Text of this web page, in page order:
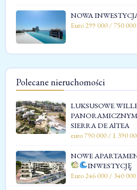
NOWA
Euro 299 000 / 750 000
Polecane nieruchomości
LUKSUSOWE
SIERRA DE AlTEA
euro 790 000 / 1 390
NOWE
INWESTYCJĘ
Euro 246 000 / 340 000